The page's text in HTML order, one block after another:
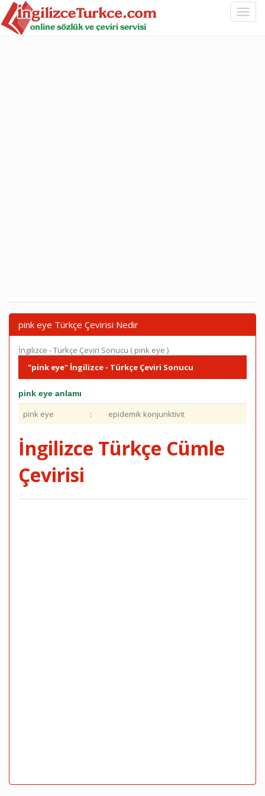
pink eye Türkçe Çevirisi Nedir
İngilizce - Türkçe Çeviri Sonucu ( pink eye )
"pink eye" İngilizce - Türkçe Çeviri Sonucu
pink eye anlamı
pink eye : epidemik konjunktivit
İngilizce Türkçe Cümle
Çevirisi